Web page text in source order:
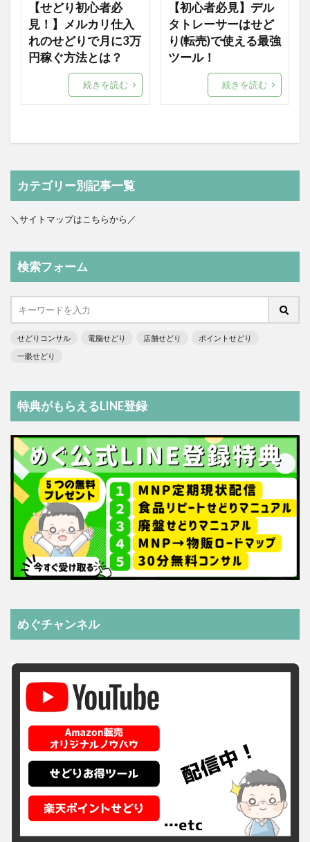
【せどり初心者必
見！】メルカリ仕入
れのせどりで月に3万
円稼ぐ方法とは？
続きを読む
【初心者必見】デル
タトレーサーはせど
り(転売)で使える最強
ツール！
続きを読む
カテゴリー別記事一覧
＼サイトマップはこちらから／
検索フォーム
せどりコンサル 電脳せどり 店舗せどり
ポイントせどり
一眼せどり
特典がもらえるLINE登録
めぐチャンネル